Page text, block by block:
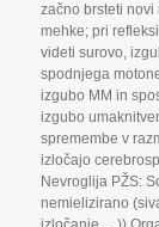
začno brsteti novi
mehke; pri
videti surovo,
spodnjega
izgubo MM in
izgubo
spremembe v
izločajo
Nevroglija PŽS:
nemielizirano